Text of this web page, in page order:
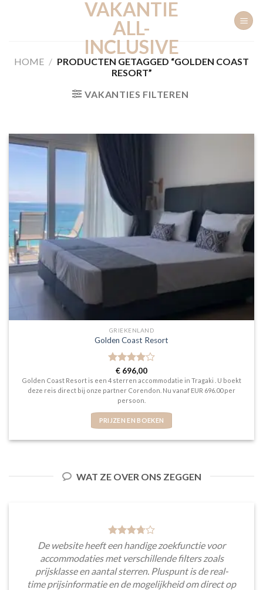
VAKANTIE
ALL-
INCLUSIVE
HOME / PRODUCTEN GETAGGED “GOLDEN COAST
RESORT”
VAKANTIES FILTEREN
GRIEKENLAND
Golden Coast Resort
Gewaardeerd
4uit 5
€ 696,00
Golden Coast Resort is een 4 sterren accommodatie in Tragaki . U boekt
deze reis direct bij onze partner Corendon. Nu vanaf EUR 696.00 per
persoon.
PRIJZEN EN BOEKEN
WAT ZE OVER ONS ZEGGEN
De website heeft een handige zoekfunctie voor
accommodaties met verschillende filters zoals
prijsklasse en aantal sterren. Pluspunt is de real-
time prijsinformatie en de mogelijkheid om direct op